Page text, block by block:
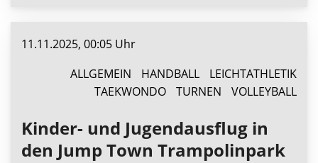
11.11.2025, 00:05 Uhr
ALLGEMEIN
HANDBALL
LEICHTATHLETIK
TAEKWONDO
TURNEN VOLLEYBALL
Kinder- und Jugendausflug in
den Jump Town Trampolinpark